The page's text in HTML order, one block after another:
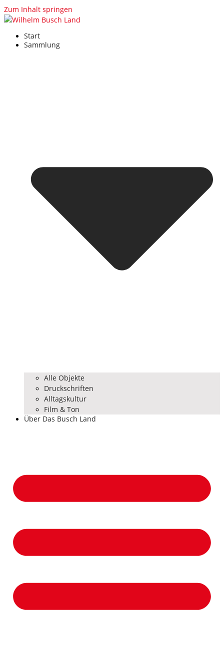
Zum Inhalt springen
Start
Sammlung
Alle Objekte
Druckschriften
Alltagskultur
Film & Ton
Über Das Busch Land